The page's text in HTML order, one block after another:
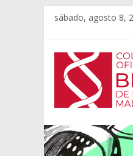
sábado, agosto 8,